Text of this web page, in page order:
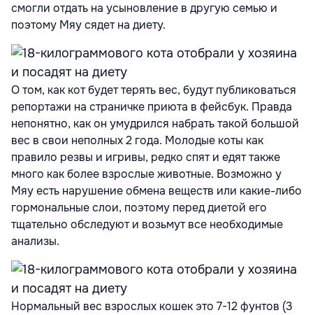
смогли отдать на усыновление в другую семью и
поэтому Мяу сядет на диету.
О том, как кот будет терять вес, будут публиковаться
репортажи на страничке приюта в фейсбук. Правда
непонятно, как он умудрился набрать такой большой
вес в свои неполных 2 года. Молодые коты как
правило резвы и игривы, редко спят и едят также
много как более взрослые животные. Возможно у
Мяу есть нарушение обмена веществ или какие-либо
гормональные слои, поэтому перед диетой его
тщательно обследуют и возьмут все необходимые
анализы.
Нормальный вес взрослых кошек это 7-12 фунтов (3